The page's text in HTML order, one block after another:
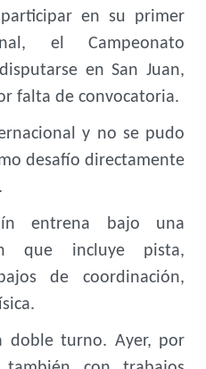
en su primer
el Campeonato
en San Juan,
falta de convocatoria.
y no se pudo
desafío directamente
entrena bajo una
que incluye pista,
de coordinación,
doble turno. Ayer, por